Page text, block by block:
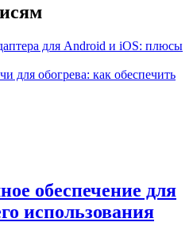
для Android и iOS: плюсы
для обогрева: как обеспечить
обеспечение для
использования